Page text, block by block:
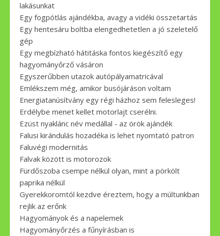
lakásunkat
Egy fogpótlás ajándékba, avagy a vidéki összetartás
Egy hentesáru boltba elengedhetetlen a jó szeletelő
gép
Egy megbízható hátitáska fontos kiegészítő egy
hagyományőrző vásáron
Egyszerűbben utazok autópályamatricával
Emlékszem még, amikor busójáráson voltam
Energiatanúsítvány egy régi házhoz sem felesleges!
Erdélybe menet kellet motorlajt cserélni.
Ezüst nyaklánc név medállal - az örök ajándék
Falusi kirándulás hozadéka is lehet nyomtató patron
Faluvégi modernitás
Falvak között is motorozok
Fürdőszoba csempe nélkül olyan, mint a pörkölt
paprika nélkül
Gyerekkoromtól kezdve éreztem, hogy a múltunkban
rejlik az erőnk
Hagyományok és a napelemek
Hagyományőrzés a fűnyírásban is